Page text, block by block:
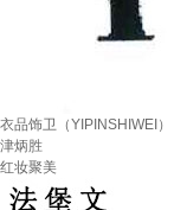
衣品饰卫（YIPINSHIWEI）
津炳胜
红妆聚美